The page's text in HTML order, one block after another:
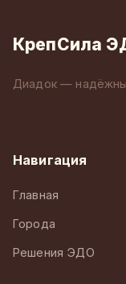
КрепСила
Диадок —
Навигация
Главная
Города
Решения ЭДО